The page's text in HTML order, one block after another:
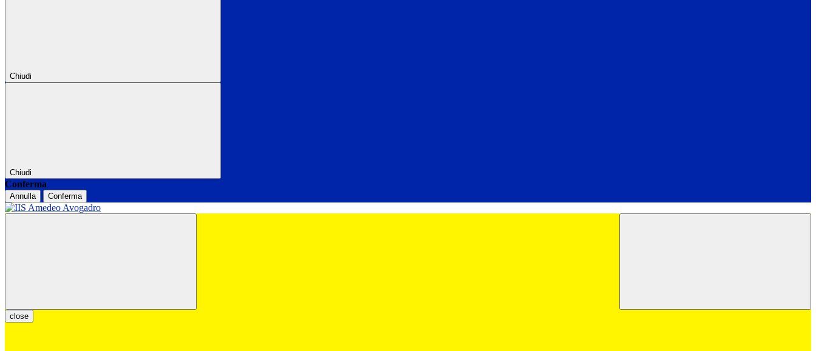
Chiudi
Chiudi
Conferma
Annulla Conferma
close